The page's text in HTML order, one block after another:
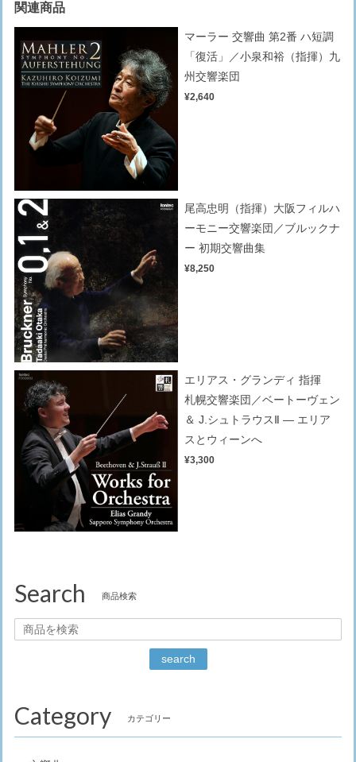
関連商品
マーラー 交響曲 第2番 ハ短調
「復活」／小泉和裕（指揮）九
州交響楽団
¥2,640
尾高忠明（指揮）大阪フィルハ
ーモニー交響楽団／ブルックナ
ー 初期交響曲集
¥8,250
エリアス・グランディ 指揮
札幌交響楽団／ベートーヴェン
＆ J.シュトラウスⅡ — エリア
スとウィーンへ
¥3,300
Search 商品検索
search
Category カテゴリー